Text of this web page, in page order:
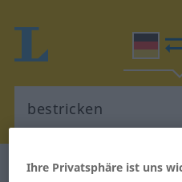
Deutsch-Englisch
Ihre Privatsphäre ist uns